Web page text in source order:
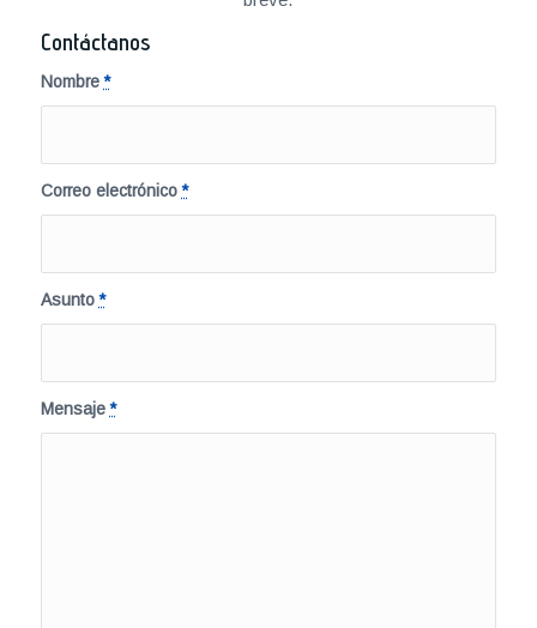
Contáctanos
Nombre*
Correo electrónico*
Asunto*
Mensaje*